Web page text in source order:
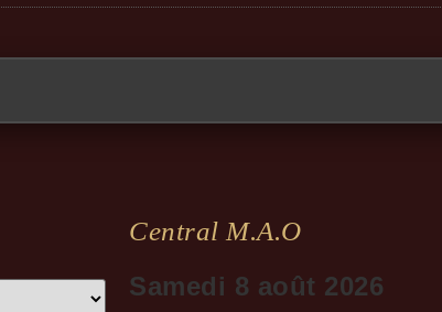
Central M.a.o
Samedi 8 août 2026